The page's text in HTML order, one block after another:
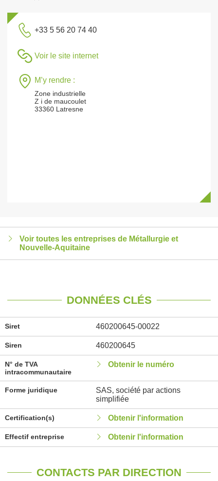
+33 5 56 20 74 40
Voir le site internet
M’y rendre :
Zone industrielle
Z i de maucoulet
33360 Latresne
Voir toutes les entreprises de Métallurgie et
Nouvelle-Aquitaine
DONNÉES CLÉS
Siret 460200645-00022
Siren 460200645
N° de TVA
intracommunautaire
Obtenir le numéro
Forme juridique
SAS, société par actions
simplifiée
Certification(s) Obtenir l'information
Effectif entreprise Obtenir l'information
CONTACTS PAR DIRECTION